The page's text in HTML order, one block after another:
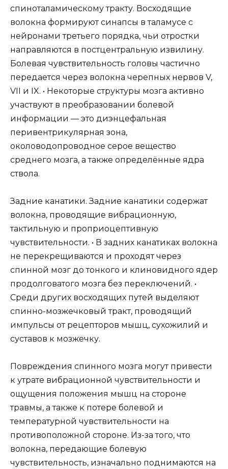
спиноталамическому тракту. Восходящие
волокна формируют синапсы в таламусе с
нейронами третьего порядка, чьи отростки
направляются в постцентральную извилину.
Болевая чувствительность головы частично
передается через волокна черепных нервов V,
VII и IX. • Некоторые структуры мозга активно
участвуют в преобразовании болевой
информации — это диэнцефальная
перивентрикулярная зона,
околоводопроводное серое вещество
среднего мозга, а также определённые ядра
ствола.
Задние канатики. Задние канатики содержат
волокна, проводящие вибрационную,
тактильную и проприоцептивную
чувствительности. • В задних канатиках волокна
не перекрещиваются и проходят через
спинной мозг до тонкого и клиновидного ядер
продолговатого мозга без переключений. •
Среди других восходящих путей выделяют
спинно-мозжечковый тракт, проводящий
импульсы от рецепторов мышц, сухожилий и
суставов к мозжечку.
Повреждения спинного мозга могут привести
к утрате вибрационной чувствительности и
ощущения положения мышц на стороне
травмы, а также к потере болевой и
температурной чувствительности на
противоположной стороне. Из-за того, что
волокна, передающие болевую
чувствительность, изначально поднимаются на